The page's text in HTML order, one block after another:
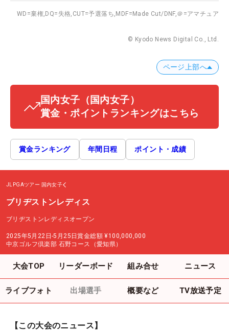
WD=棄権, DQ=失格, CUT=予選落ち, MDF=Made Cut/DNF,＠=アマチュア
© Kyodo News Digital Co., Ltd.
ページ上部へ
国内女子 （国内女子）
賞金・ポイントランキングはこちら
賞金ランキング 年間日程 ポイント・成績
JLPGAツアー 国内女子
ブリヂストンレディス
ブリヂストンレディスオープン
2025年5月22日-5月25日賞金総額 ¥100,000,000
中京ゴルフ倶楽部 石野コース（愛知県）
大会TOP リーダーボード 組み合せ ニュース
ライブフォト 出場選手 概要など TV放送予定
【この大会のニュース】